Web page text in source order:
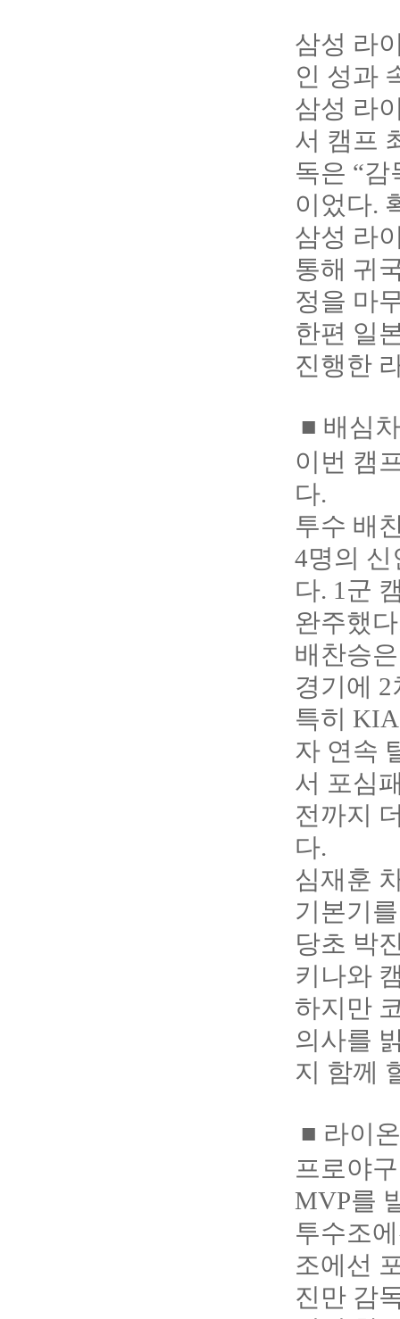
삼성 라
인 성과
삼성 라
서 캠프
독은 “
이었다.
삼성 라
통해 귀
정을 마
한편 일
진행한
■ 배심
이번 캠
다.
투수 배
4명의 신
다. 1군
완주했
배찬승
경기에
특히
자 연속
서 포심
전까지
다.
심재훈
기본기
당초 박
키나와
하지만
의사를
지 함께
■ 라이
프로야
MVP를
투수조
조에선
진만 감